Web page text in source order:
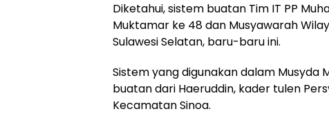
Diketahui, sistem buatan Tim IT PP
Muktamar ke 48 dan Musyawarah
Sulawesi Selatan, baru-baru ini.
Sistem yang digunakan dalam Musyda
buatan dari Haeruddin, kader tulen
Kecamatan Sinoa.